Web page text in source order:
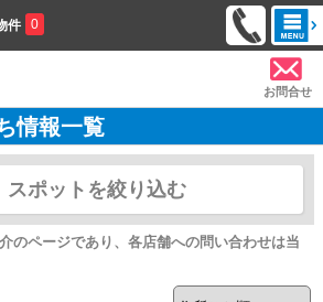
件 0
お問合せ
情報一覧
スポットを絞り込む
のページであり、各店舗への問い合わせは当